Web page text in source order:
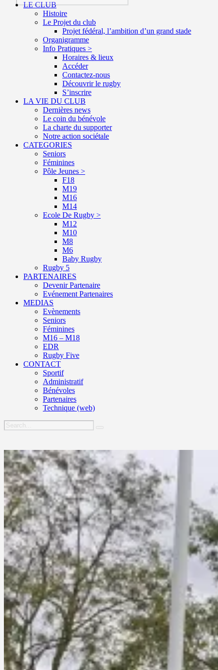
LE CLUB
Histoire
Le Projet du club
Projet fédéral, l’ambition d’un grand stade
Organigramme
Info Pratiques >
Horaires & lieux
Accéder
Contactez-nous
Découvrir le rugby
S’inscrire
LA VIE DU CLUB
Dernières news
Le coin du bénévole
La charte du supporter
Notre action sociétale
CATEGORIES
Seniors
Féminines
Pôle Jeunes >
F18
M19
M16
M14
Ecole De Rugby >
M12
M10
M8
M6
Baby Rugby
Rugby 5
PARTENAIRES
Devenir Partenaire
Evénement Partenaires
MEDIAS
Evènements
Seniors
Féminines
M16 – M18
EDR
Rugby Five
CONTACT
Sportif
Administratif
Bénévoles
Partenaires
Technique (web)